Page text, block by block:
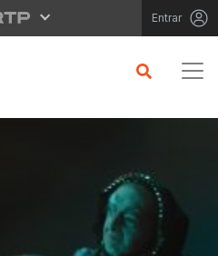
Entrar